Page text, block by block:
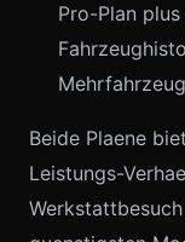
Pro-Plan
Beide Plaene
Leistungs-